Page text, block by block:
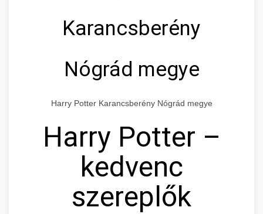
Karancsberény
Nógrád megye
Harry Potter Karancsberény Nógrád megye
Harry Potter –
kedvenc
szereplők